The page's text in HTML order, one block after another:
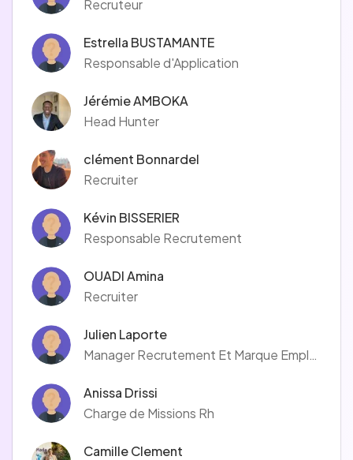
nos clients, notre planète et notre société pour un avenir
plus inclusif et durable.
durablement pour la protection de l'environnement en
tissant un partenariat fort avec l'ONG Surfrider Foundation
Europe, qui lutte contre la pollution marine en France et à
l'international.
Recruteur
Estrella BUSTAMANTE
Responsable d'Application
Jérémie AMBOKA
Head Hunter
clément Bonnardel
Recruiter
Kévin BISSERIER
Responsable Recrutement
OUADI Amina
Recruiter
Julien Laporte
Manager Recrutement Et Marque Employeur
Anissa Drissi
Charge de Missions Rh
Camille Clement